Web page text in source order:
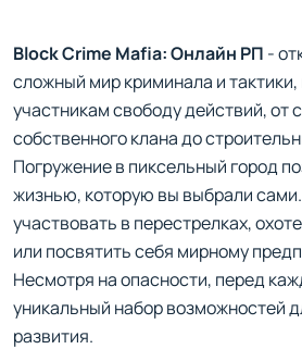
Block Crime Mafia: Онлайн РП -
сложный мир криминала и тактики,
участникам свободу действий, от
собственного клана до
Погружение в пиксельный город
жизнью, которую вы выбрали
участвовать в перестрелках,
или посвятить себя мирному
Несмотря на опасности, перед
уникальный набор возможностей
развития.